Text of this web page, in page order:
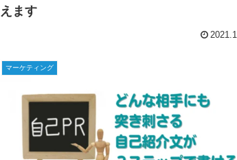
えます
マーケティング